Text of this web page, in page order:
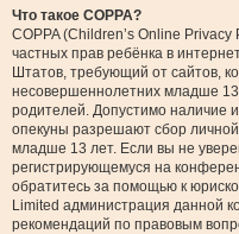
Что такое COPPA?
COPPA (Children’s Online
частных прав ребёнка в
Штатов, требующий от сайтов,
несовершеннолетних младше 13
родителей. Допустимо наличие
опекуны разрешают сбор
младше 13 лет. Если вы не
регистрирующемуся на
обратитесь за помощью к
Limited администрация данной
рекомендаций по правовым